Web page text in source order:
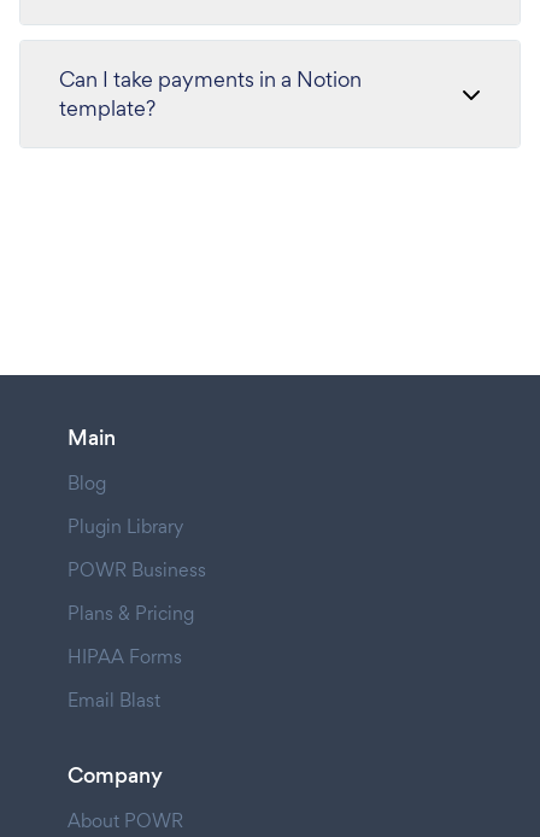
Can I take payments in a Notion
template?
Main
Blog
Plugin Library
POWR Business
Plans & Pricing
HIPAA Forms
Email Blast
Company
About POWR